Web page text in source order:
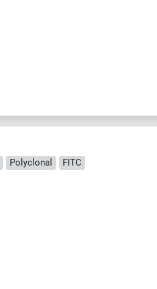
Polyclonal FITC